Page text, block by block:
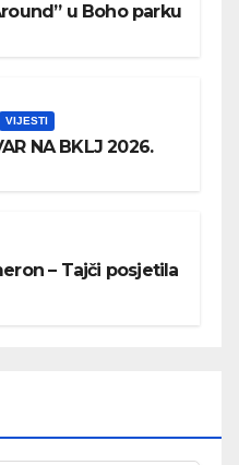
u Boho parku
VIJESTI
NA BKLJ 2026.
– Tajči posjetila